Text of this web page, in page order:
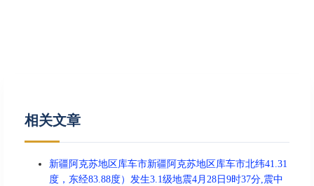
相关文章
新疆阿克苏地区库车市新疆阿克苏地区库车市北纬41.31
度，东经83.88度）发生3.1级地震4月28日9时37分,震中